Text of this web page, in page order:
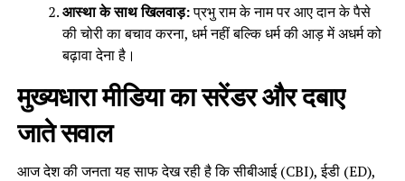
आस्था के साथ खिलवाड़:प्रभु राम के नाम पर आए दान के पैसे
की चोरी का बचाव करना, धर्म नहीं बल्कि धर्म की आड़ में अधर्म को
बढ़ावा देना है।
मुख्यधारा मीडिया का सरेंडर और दबाए
जाते सवाल
आज देश की जनता यह साफ देख रही है कि सीबीआई (CBI), ईडी (ED),